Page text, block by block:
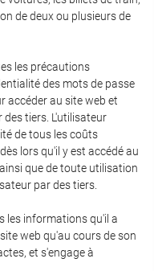
de deux ou plusieurs de
les précautions
des mots de passe
accéder au site web et
tiers. L'utilisateur
de tous les coûts
lors qu'il y est accédé au
que de toute utilisation
par des tiers.
les informations qu'il a
web qu'au cours de son
et s'engage à